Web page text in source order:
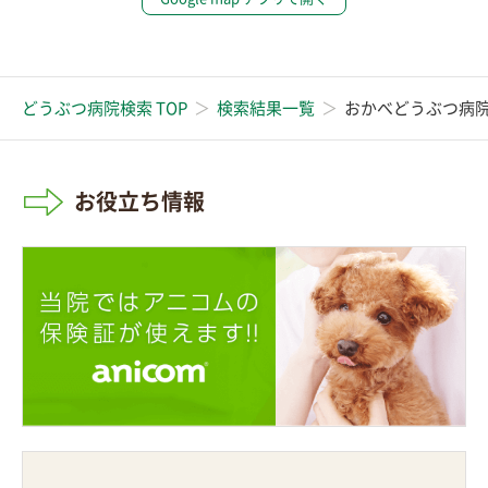
どうぶつ病院検索 TOP 検索結果一覧 おかべどうぶつ病
お役立ち情報